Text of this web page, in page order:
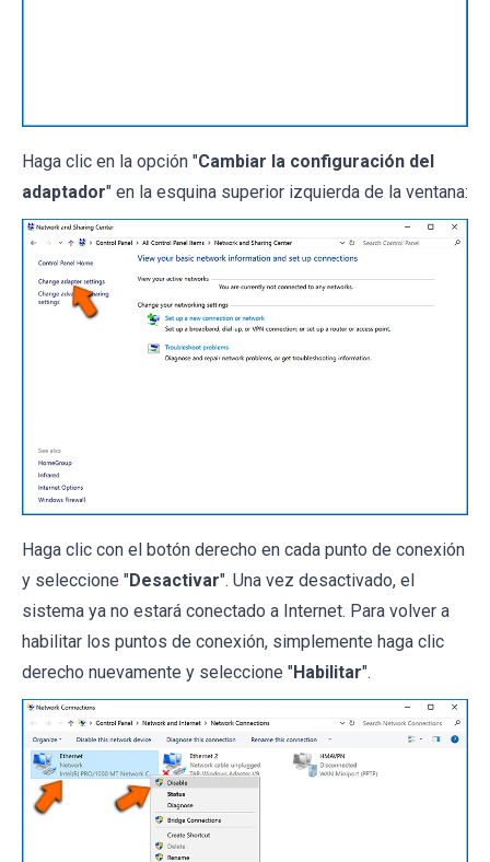
Haga clic en la opción "Cambiar la configuración del
adaptador" en la esquina superior izquierda de la ventana:
Haga clic con el botón derecho en cada punto de conexión
y seleccione "Desactivar". Una vez desactivado, el
sistema ya no estará conectado a Internet. Para volver a
habilitar los puntos de conexión, simplemente haga clic
derecho nuevamente y seleccione "Habilitar".